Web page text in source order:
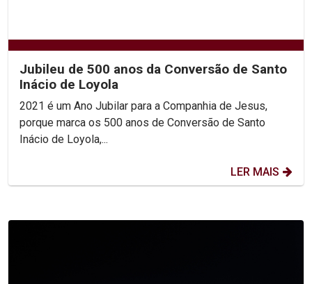
Jubileu de 500 anos da Conversão de Santo
Inácio de Loyola
2021 é um Ano Jubilar para a Companhia de Jesus,
porque marca os 500 anos de Conversão de Santo
Inácio de Loyola,...
LER MAIS